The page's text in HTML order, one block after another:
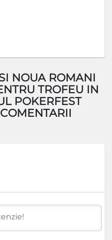
NOUA ROMANI
TROFEU IN
POKERFEST